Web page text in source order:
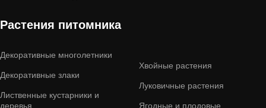
Растения питомника
Декоративные многолетники
Декоративные злаки
Лиственные кустарники и
деревья
Хвойные растения
Луковичные растения
Ягодные и плодовые